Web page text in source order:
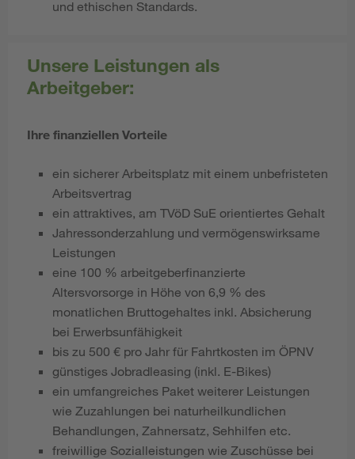
und ethischen Standards.
Unsere Leistungen als
Arbeitgeber:
Ihre finanziellen Vorteile
ein sicherer Arbeitsplatz mit einem unbefristeten
Arbeitsvertrag
ein attraktives, am TVöD SuE orientiertes Gehalt
Jahressonderzahlung und vermögenswirksame
Leistungen
eine 100 % arbeitgeberfinanzierte
Altersvorsorge in Höhe von 6,9 % des
monatlichen Bruttogehaltes inkl. Absicherung
bei Erwerbsunfähigkeit
bis zu 500 € pro Jahr für Fahrtkosten im ÖPNV
günstiges Jobradleasing (inkl. E-Bikes)
ein umfangreiches Paket weiterer Leistungen
wie Zuzahlungen bei naturheilkundlichen
Behandlungen, Zahnersatz, Sehhilfen etc.
freiwillige Sozialleistungen wie Zuschüsse bei